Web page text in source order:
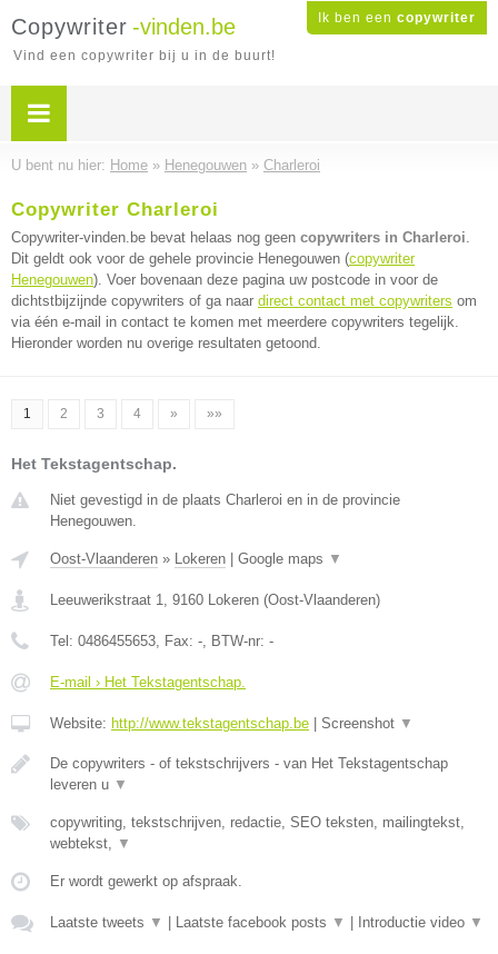
Ik ben een copywriter
Copywriter -vinden.be
Vind een copywriter bij u in de buurt!
U bent nu hier: Home » Henegouwen » Charleroi
Copywriter Charleroi
Copywriter-vinden.be bevat helaas nog geen copywriters in Charleroi.
Dit geldt ook voor de gehele provincie Henegouwen (copywriter
Henegouwen). Voer bovenaan deze pagina uw postcode in voor de
dichtstbijzijnde copywriters of ga naar direct contact met copywriters om
via één e-mail in contact te komen met meerdere copywriters tegelijk.
Hieronder worden nu overige resultaten getoond.
1 2 3 4 » »»
Het Tekstagentschap.
Niet gevestigd in de plaats Charleroi en in de provincie
Henegouwen.
Oost-Vlaanderen » Lokeren Google maps ▼
Leeuwerikstraat 1, 9160 Lokeren (Oost-Vlaanderen)
Tel: 0486455653, Fax: -, BTW-nr: -
E-mail › Het Tekstagentschap.
Website: http://www.tekstagentschap.be Screenshot ▼
De copywriters - of tekstschrijvers - van Het Tekstagentschap
leveren u ▼
copywriting, tekstschrijven, redactie, SEO teksten, mailingtekst,
webtekst, ▼
Er wordt gewerkt op afspraak.
Laatste tweets ▼ Laatste facebook posts ▼ Introductie video ▼